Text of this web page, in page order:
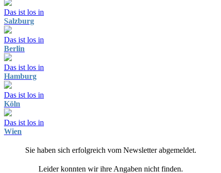
Das ist los in
Salzburg
Das ist los in
Berlin
Das ist los in
Hamburg
Das ist los in
Köln
Das ist los in
Wien
Sie haben sich erfolgreich vom Newsletter abgemeldet.
Leider konnten wir ihre Angaben nicht finden.